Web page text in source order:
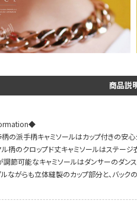
商品説
の派手柄キャミソールはカップ付きの安心
ル柄のクロップド丈キャミソールはステージ
調節可能なキャミソールはダンサーのダンス
ながらも立体縫製のカップ部分と、バック